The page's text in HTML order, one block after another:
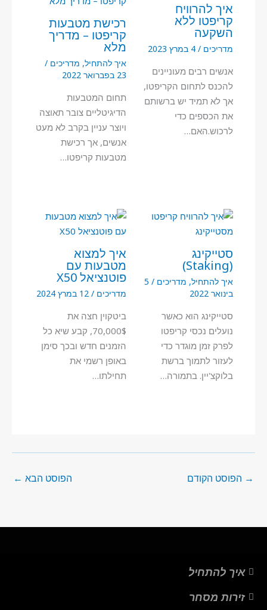
איך להרוויח
קריפטו ללא
השקעה
מדריכים /4 במרץ 2023
אנשים רבים מעוניינים
להכנס לתחום הקריפטו,
אך לא תמיד יש ברשותם
את הכספים כדי
לרכוש.האם…
רכישת מטבעות
קריפטו – מדריך
מלא
איך להתחיל, מדריכים /
23 בפברואר 2022
תחום המטבעות
הדיגיטליים צובר תאוצה
ויוצר עניין בקרב לא מעט
אנשים, אך רכישת
מטבעות קריפטו…
סטייקינג
(Staking)
איך להתחיל, מדריכים /
5
בינואר 2022
סטייקינג הוא כאשר
נועלים נכסי קריפטו
לפרק זמן מוגדר כדי
לעזור לתמוך ברשת
בלוקצ'יין. בתמורה…
איך למצוא
מטבעות עם
פוטנציאל X50
מדריכים / 12 במרץ 2024
ביטקוין חצה את
70,000$, קבע שיא כל
הזמנים חדש ובכך סימן
באופן רשמי את
תחילתו…
→ הפוסט הקודם הפוסט הבא ←
איך להתחיל
זירות מסחר